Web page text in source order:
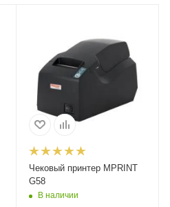
Чековый принтер MPRINT
G58
В наличии